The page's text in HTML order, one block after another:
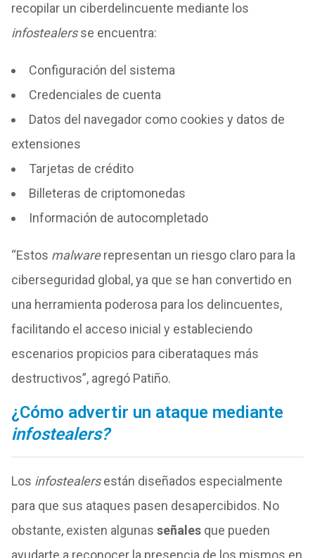
recopilar un ciberdelincuente mediante los
infostealersse encuentra:
Configuración del sistema
Credenciales de cuenta
Datos del navegador como cookies y datos de
extensiones
Tarjetas de crédito
Billeteras de criptomonedas
Información de autocompletado
“Estos malwarerepresentan un riesgo claro para la
ciberseguridad global, ya que se han convertido en
una herramienta poderosa para los delincuentes,
facilitando el acceso inicial y estableciendo
escenarios propicios para ciberataques más
destructivos”, agregó Patiño.
¿Cómo advertir un ataque mediante
infostealers?
Los infostealersestán diseñados especialmente
para que sus ataques pasen desapercibidos. No
obstante, existen algunas señalesque pueden
ayudarte a reconocer la presencia de los mismos en